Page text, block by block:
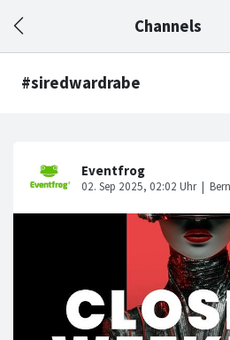
Channels
#siredwardrabe